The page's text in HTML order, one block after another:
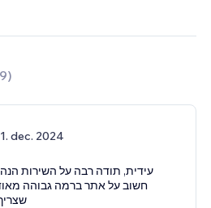
)
1. dec. 2024
עידית, תודה רבה על השירות
חשוב על אתר ברמה גבוהה